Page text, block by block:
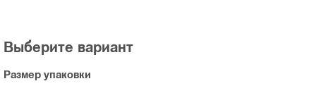
Выберите вариант
Размер упаковки